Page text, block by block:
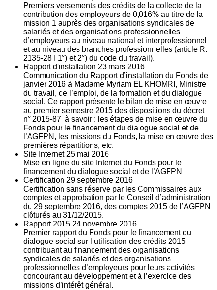
Premiers versements des crédits de la collecte de la
contribution des employeurs de 0,016% au titre de la
mission 1 auprès des organisations syndicales de
salariés et des organisations professionnelles
d’employeurs au niveau national et interprofessionnel
et au niveau des branches professionnelles (article R.
2135‐28 I 1°) et 2°) du code du travail).
Rapport d'installation 23 mars 2016
Communication du Rapport d’installation du Fonds de
janvier 2016 à Madame Myriam EL KHOMRI, Ministre
du travail, de l’emploi, de la formation et du dialogue
social. Ce rapport présente le bilan de mise en œuvre
au premier semestre 2015 des dispositions du décret
n° 2015-87, à savoir : les étapes de mise en œuvre du
Fonds pour le financement du dialogue social et de
l’AGFPN, les missions du Fonds, la mise en œuvre des
premières répartitions, etc.
Site Internet 25 mai 2016
Mise en ligne du site Internet du Fonds pour le
financement du dialogue social et de l’AGFPN
Certification 29 septembre 2016
Certification sans réserve par les Commissaires aux
comptes et approbation par le Conseil d’administration
du 29 septembre 2016, des comptes 2015 de l’AGFPN
clôturés au 31/12/2015.
Rapport 2015 24 novembre 2016
Premier rapport du Fonds pour le financement du
dialogue social sur l’utilisation des crédits 2015
contribuant au financement des organisations
syndicales de salariés et des organisations
professionnelles d’employeurs pour leurs activités
concourant au développement et à l’exercice des
missions d’intérêt général.